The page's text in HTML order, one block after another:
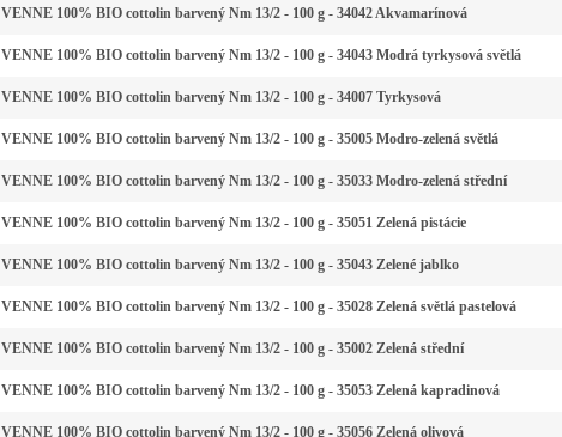
VENNE 100% BIO cottolin barvený Nm 13/2 - 100 g - 34042 Akvamarínová
VENNE 100% BIO cottolin barvený Nm 13/2 - 100 g - 34043 Modrá tyrkysová světlá
VENNE 100% BIO cottolin barvený Nm 13/2 - 100 g - 34007 Tyrkysová
VENNE 100% BIO cottolin barvený Nm 13/2 - 100 g - 35005 Modro-zelená světlá
VENNE 100% BIO cottolin barvený Nm 13/2 - 100 g - 35033 Modro-zelená střední
VENNE 100% BIO cottolin barvený Nm 13/2 - 100 g - 35051 Zelená pistácie
VENNE 100% BIO cottolin barvený Nm 13/2 - 100 g - 35043 Zelené jablko
VENNE 100% BIO cottolin barvený Nm 13/2 - 100 g - 35028 Zelená světlá pastelová
VENNE 100% BIO cottolin barvený Nm 13/2 - 100 g - 35002 Zelená střední
VENNE 100% BIO cottolin barvený Nm 13/2 - 100 g - 35053 Zelená kapradinová
VENNE 100% BIO cottolin barvený Nm 13/2 - 100 g - 35056 Zelená olivová